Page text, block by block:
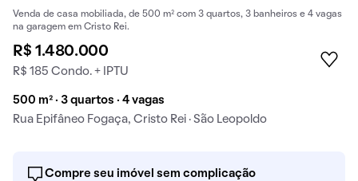
Venda de casa mobiliada, de 500 m² com 3 quartos, 3 banheiros e 4 vagas
na garagem em Cristo Rei.
R$ 1.480.000
R$ 185 Condo. + IPTU
500 m² · 3 quartos · 4 vagas
Rua Epifâneo Fogaça, Cristo Rei · São Leopoldo
Compre seu imóvel sem complicação